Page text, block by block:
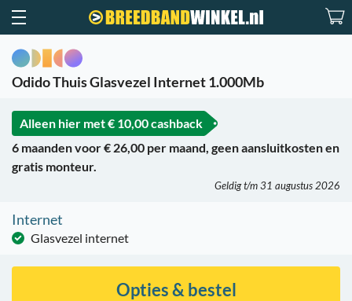
Odido Thuis Glasvezel Internet 1.000Mb
Alleen hier met€ 10,00 cashback
6 maanden voor € 26,00 per maand, geen aansluitkosten en
gratis monteur.
Geldig t/m 31 augustus 2026
Internet
Glasvezel internet
Opties & bestel